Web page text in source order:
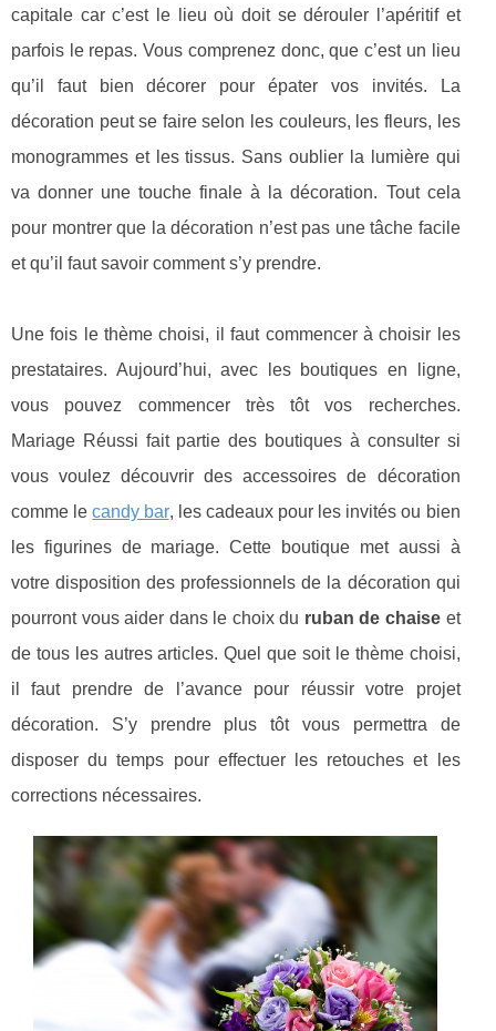
capitale car c’est le lieu où doit se dérouler l’apéritif et
parfois le repas. Vous comprenez donc, que c’est un lieu
qu’il faut bien décorer pour épater vos invités. La
décoration peut se faire selon les couleurs, les fleurs, les
monogrammes et les tissus. Sans oublier la lumière qui
va donner une touche finale à la décoration. Tout cela
pour montrer que la décoration n’est pas une tâche facile
et qu’il faut savoir comment s’y prendre.
Une fois le thème choisi, il faut commencer à choisir les
prestataires. Aujourd’hui, avec les boutiques en ligne,
vous pouvez commencer très tôt vos recherches.
Mariage Réussi fait partie des boutiques à consulter si
vous voulez découvrir des accessoires de décoration
comme lecandy bar, les cadeaux pour les invités ou bien
les figurines de mariage. Cette boutique met aussi à
votre disposition des professionnels de la décoration qui
pourront vous aider dans le choix du ruban de chaise et
de tous les autres articles. Quel que soit le thème choisi,
il faut prendre de l’avance pour réussir votre projet
décoration. S’y prendre plus tôt vous permettra de
disposer du temps pour effectuer les retouches et les
corrections nécessaires.